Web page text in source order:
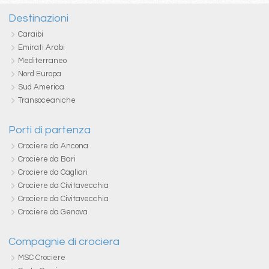
Destinazioni
Caraibi
Emirati Arabi
Mediterraneo
Nord Europa
Sud America
Transoceaniche
Porti di partenza
Crociere da Ancona
Crociere da Bari
Crociere da Cagliari
Crociere da Civitavecchia
Crociere da Civitavecchia
Crociere da Genova
Compagnie di crociera
MSC Crociere